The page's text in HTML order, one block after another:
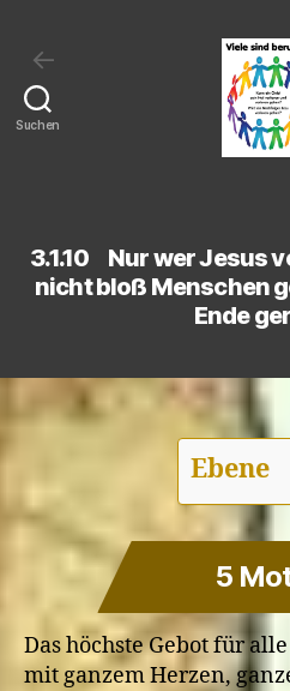
←
Suchen
3.1.10 Nur wer Jesus
nicht bloß Menschen
Ende
Ebene
5
Das höchste Gebot für
mit ganzem Herzen,